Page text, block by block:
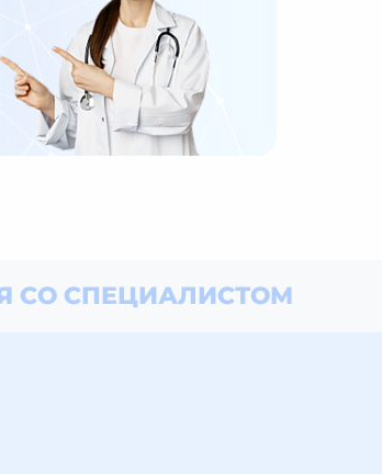
СО СПЕЦИАЛИСТОМ